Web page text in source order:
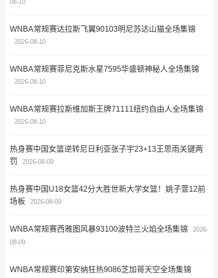
08-10
WNBA常规赛达拉斯飞翼90103明尼苏达山猫全场集锦
2026-08-10
WNBA常规赛菲尼克斯水星7595华盛顿神秘人全场集锦
2026-08-10
WNBA常规赛拉斯维加斯王牌71111纽约自由人全场集锦
2026-08-10
热身赛中国女篮逆转尼日利亚张子宇23+13王思雨关键两
罚
2026-08-09
热身赛中国U18女篮42分大胜世新大学女篮！姚子萱12前
场板
2026-08-09
WNBA常规赛西雅图风暴93100波特兰火焰全场集锦
2026-
08-09
WNBA常规赛印第安纳狂热9086芝加哥天空全场集锦